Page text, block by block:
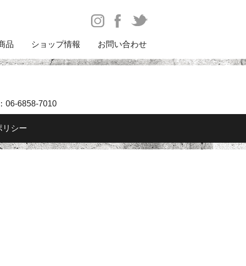
品 ショップ情報 お問い合わせ
06-6858-7010
リシー